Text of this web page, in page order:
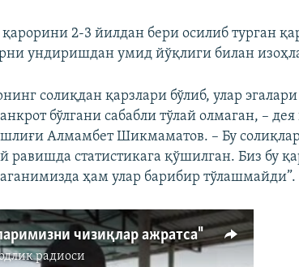
2-3 йилдан бери осилиб турган
ундиришдан умид йўқлиги билан
солиқдан қарзлари бўлиб, улар эгалари
бўлгани сабабли тўлай олмаган, – дея
Алмамбет Шикмаматов. – Бу солиқлар
равишда статистикага қўшилган. Биз бу
ҳам улар барибир тўлашмайди”.
чизиқлар ажратса"
радиоси